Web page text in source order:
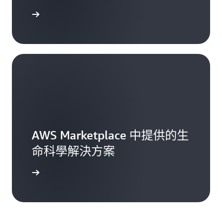
AWS Marketplace 中提供的生
命科學解決方案